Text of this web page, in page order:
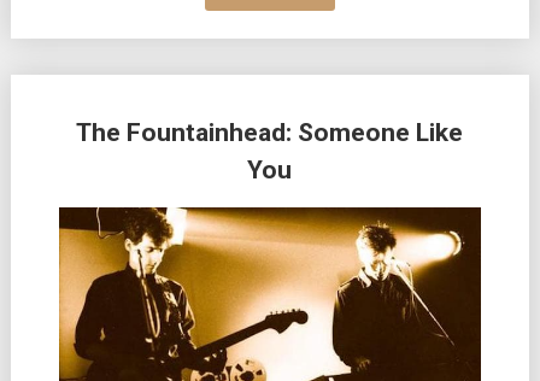
The Fountainhead: Someone Like
You